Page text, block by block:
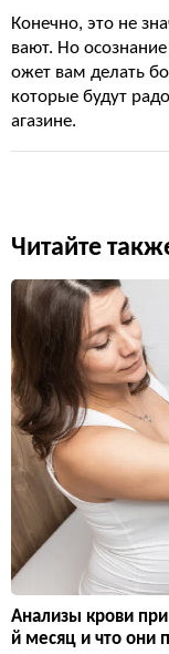
Конечно, это не
вают. Но
ожет вам делать
которые будут
агазине.
Читайте
Анализы крови
й месяц и что они